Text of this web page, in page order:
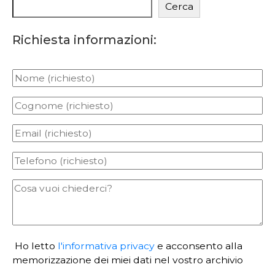
Cerca
Richiesta informazioni:
Ho letto l'informativa privacy e acconsento alla
memorizzazione dei miei dati nel vostro archivio